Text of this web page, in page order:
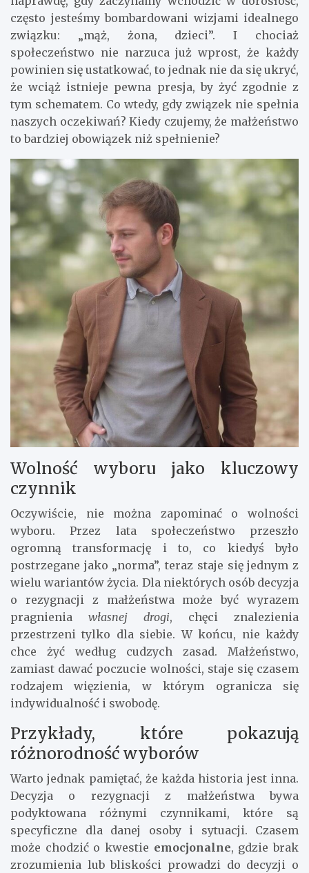
często jesteśmy bombardowani wizjami idealnego
związku: „mąż, żona, dzieci”. I chociaż
społeczeństwo nie narzuca już wprost, że każdy
powinien się ustatkować, to jednak nie da się ukryć,
że wciąż istnieje pewna presja, by żyć zgodnie z
tym schematem. Co wtedy, gdy związek nie spełnia
naszych oczekiwań? Kiedy czujemy, że małżeństwo
to bardziej obowiązek niż spełnienie?
Wolność wyboru jako kluczowy
czynnik
Oczywiście, nie można zapominać o wolności
wyboru. Przez lata społeczeństwo przeszło
ogromną transformację i to, co kiedyś było
postrzegane jako „norma”, teraz staje się jednym z
wielu wariantów życia. Dla niektórych osób decyzja
o rezygnacji z małżeństwa może być wyrazem
pragnienia własnej drogi, chęci znalezienia
przestrzeni tylko dla siebie. W końcu, nie każdy
chce żyć według cudzych zasad. Małżeństwo,
zamiast dawać poczucie wolności, staje się czasem
rodzajem więzienia, w którym ogranicza się
indywidualność i swobodę.
Przykłady, które pokazują
różnorodność wyborów
Warto jednak pamiętać, że każda historia jest inna.
Decyzja o rezygnacji z małżeństwa bywa
podyktowana różnymi czynnikami, które są
specyficzne dla danej osoby i sytuacji. Czasem
może chodzić o kwestie emocjonalne, gdzie brak
zrozumienia lub bliskości prowadzi do decyzji o